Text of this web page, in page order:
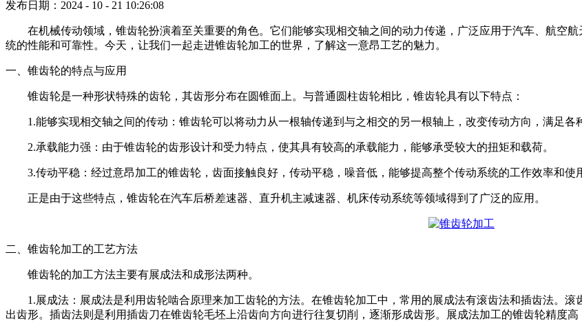
发布日期：2024 - 10 - 21 10:26:08
在机械传动领域，锥齿轮扮演着至关重要的角色。它们能够实现相交轴之间的动力传递，广泛应用于汽车、航空
统的性能和可靠性。今天，让我们一起走进锥齿轮加工的世界，了解这一意昂工艺的魅力。
一、锥齿轮的特点与应用
锥齿轮是一种形状特殊的齿轮，其齿形分布在圆锥面上。与普通圆柱齿轮相比，锥齿轮具有以下特点：
1.能够实现相交轴之间的传动：锥齿轮可以将动力从一根轴传递到与之相交的另一根轴上，改变传动方向，满足各
2.承载能力强：由于锥齿轮的齿形设计和受力特点，使其具有较高的承载能力，能够承受较大的扭矩和载荷。
3.传动平稳：经过意昂加工的锥齿轮，齿面接触良好，传动平稳，噪音低，能够提高整个传动系统的工作效率和使
正是由于这些特点，锥齿轮在汽车后桥差速器、直升机主减速器、机床传动系统等领域得到了广泛的应用。
二、锥齿轮加工的工艺方法
锥齿轮的加工方法主要有展成法和成形法两种。
1.展成法：展成法是利用齿轮啮合原理来加工齿轮的方法。在锥齿轮加工中，常用的展成法有滚齿法和插齿法。
出齿形。插齿法则是利用插齿刀在锥齿轮毛坯上沿齿向方向进行往复切削，逐渐形成齿形。展成法加工的锥齿轮精度高